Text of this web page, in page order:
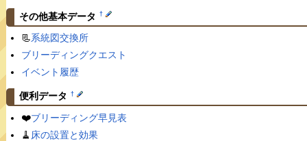
その他基本データ †
📃系統図交換所
ブリーディングクエスト
イベント履歴
便利データ †
❤️ブリーディング早見表
🧹 床の設置と効果